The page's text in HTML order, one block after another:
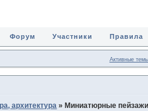
Форум Участники Правила
Активные темы
архитектура » Миниатюрные